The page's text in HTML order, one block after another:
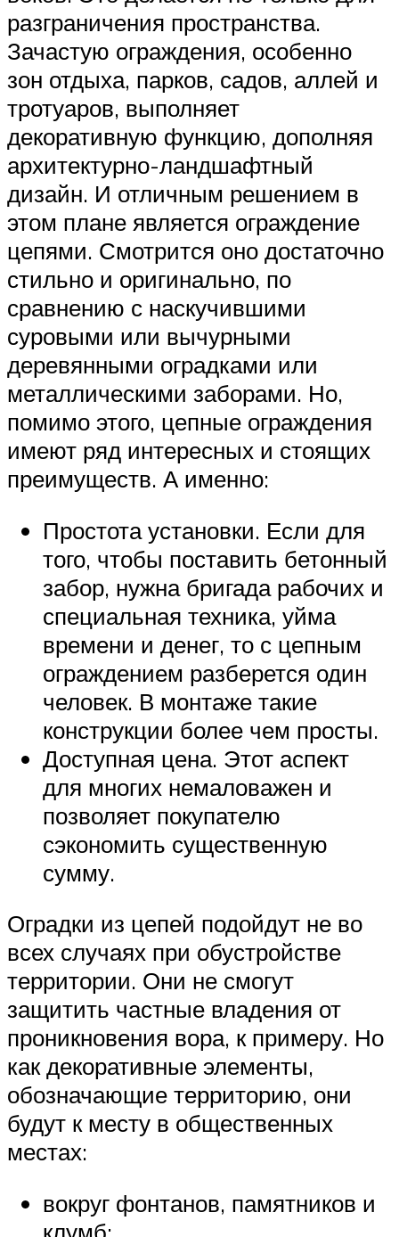
разграничения пространства.
Зачастую ограждения, особенно
зон отдыха, парков, садов, аллей и
тротуаров, выполняет
декоративную функцию, дополняя
архитектурно-ландшафтный
дизайн. И отличным решением в
этом плане является ограждение
цепями. Смотрится оно достаточно
стильно и оригинально, по
сравнению с наскучившими
суровыми или вычурными
деревянными оградками или
металлическими заборами. Но,
помимо этого, цепные ограждения
имеют ряд интересных и стоящих
преимуществ. А именно:
Простота установки. Если для
того, чтобы поставить бетонный
забор, нужна бригада рабочих и
специальная техника, уйма
времени и денег, то с цепным
ограждением разберется один
человек. В монтаже такие
конструкции более чем просты.
Доступная цена. Этот аспект
для многих немаловажен и
позволяет покупателю
сэкономить существенную
сумму.
Оградки из цепей подойдут не во
всех случаях при обустройстве
территории. Они не смогут
защитить частные владения от
проникновения вора, к примеру. Но
как декоративные элементы,
обозначающие территорию, они
будут к месту в общественных
местах:
вокруг фонтанов, памятников и